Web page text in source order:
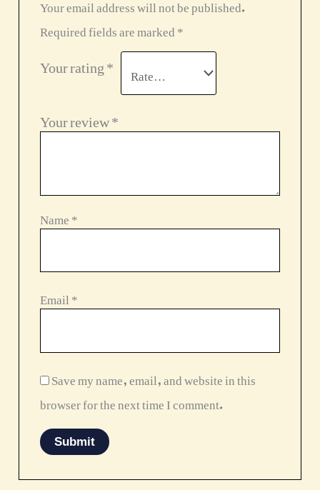
Required fields are marked*
Your rating*
Your review*
Name*
Email*
Save my name, email, and website in this
browser for the next time I comment.